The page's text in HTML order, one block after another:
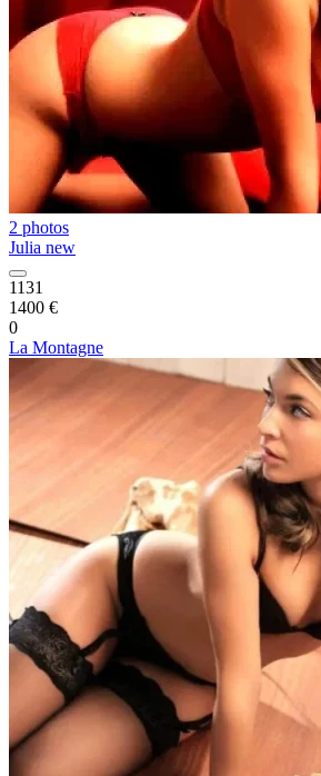
2 photos
Julia new
1131
1400 €
0
La Montagne